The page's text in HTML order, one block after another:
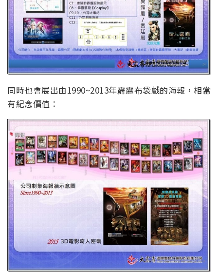
同時也會展出由1990~2013年霹靂布袋戲的海報，相當
有紀念價值：